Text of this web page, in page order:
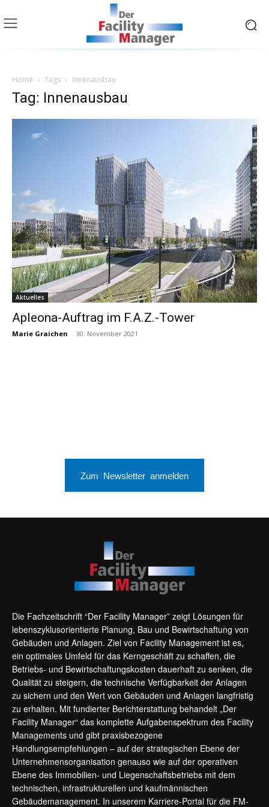
Home Tags Innenausbau
Tag: Innenausbau
Aktuelles
Apleona-Auftrag im F.A.Z.-Tower
Marie Graichen - 30. November 2021
Zum Newsletter anmelden
Die Fachzeitschrift “Der Facility Manager” zeigt Lösungen für
lebenszyklusorientierte Planung, Bau und Bewirtschaftung von
Gebäuden und Anlagen. Ziel von Facility Management ist es,
ein optimales Umfeld für das Kerngeschäft zu schaffen, die
Betriebs- und Bewirtschaftungskosten dauerhaft zu senken, die
Qualität zu steigern, die technische Verfügbarkeit der Anlagen
zu sichern und den Wert von Gebäuden und Anlagen langfristig
zu erhalten. Mit fundierter Berichterstattung behandelt „Der
Facility Manager“ das komplette Aufgabenspektrum des Facility
Managements und gibt praxisbezogene
Handlungsempfehlungen – auf der strategischen Ebene der
Unternehmensorganisation genauso wie auf der operativen
Ebene des Immobilien- und Liegenschaftsbetriebs mit dem
technischen, infrastrukturellen und kaufmännischen
Gebäudemanagement. In unserem Karriere-Portal für die FM-